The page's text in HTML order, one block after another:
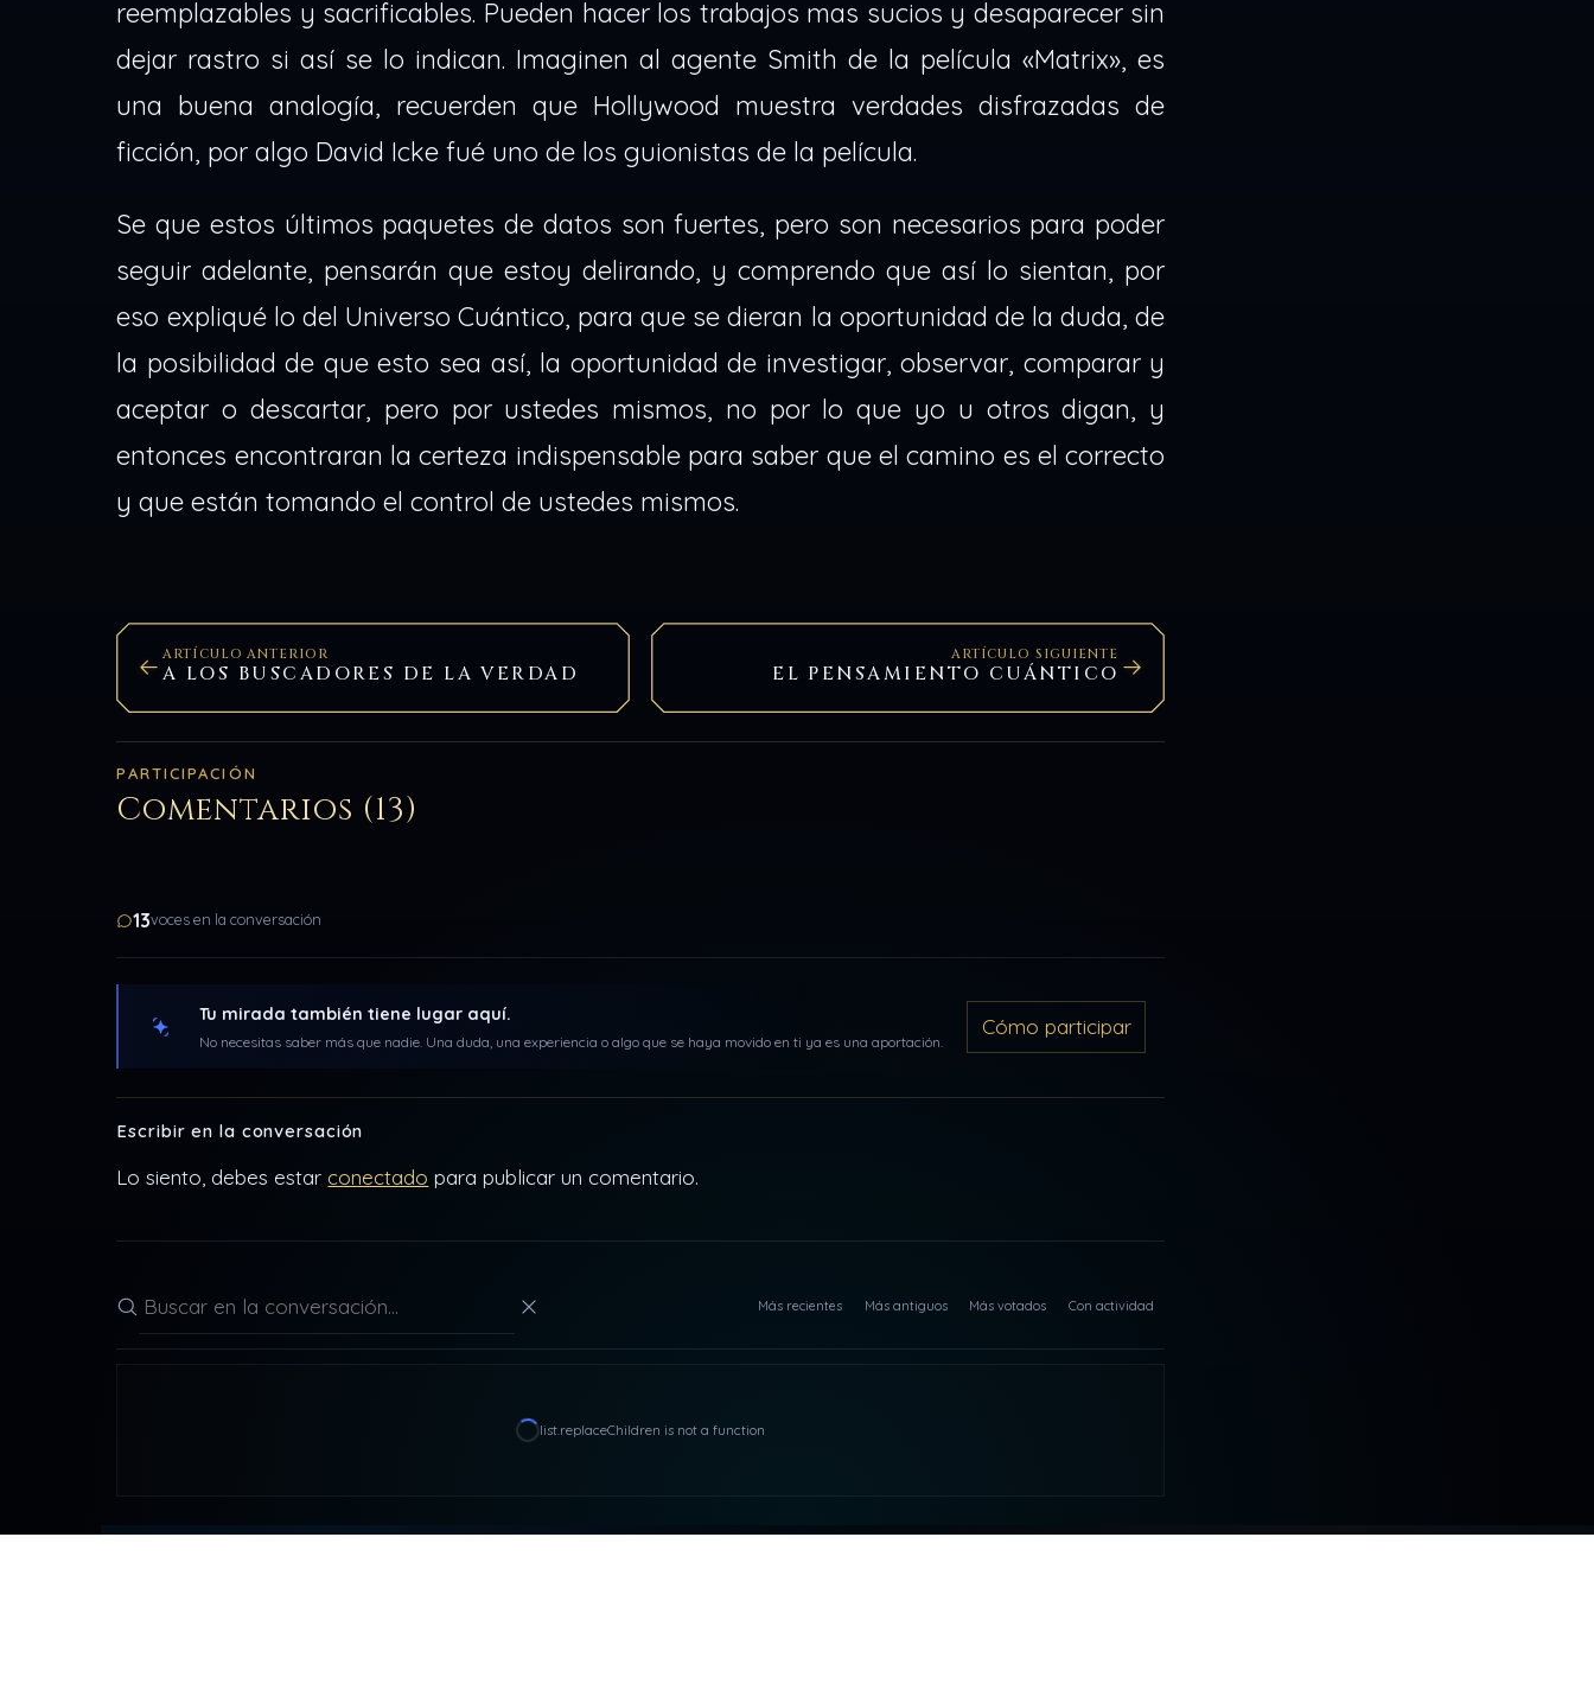
reemplazables y sacrificables. Pueden hacer los trabajos mas sucios y desaparecer sin
dejar rastro si así se lo indican. Imaginen al agente Smith de la película «Matrix», es
una buena analogía, recuerden que Hollywood muestra verdades disfrazadas de
ficción, por algo David Icke fué uno de los guionistas de la película.
Se que estos últimos paquetes de datos son fuertes, pero son necesarios para poder
seguir adelante, pensarán que estoy delirando, y comprendo que así lo sientan, por
eso expliqué lo del Universo Cuántico, para que se dieran la oportunidad de la duda, de
la posibilidad de que esto sea así, la oportunidad de investigar, observar, comparar y
aceptar o descartar, pero por ustedes mismos, no por lo que yo u otros digan, y
entonces encontraran la certeza indispensable para saber que el camino es el correcto
y que están tomando el control de ustedes mismos.
ARTÍCULO ANTERIOR
A LOS BUSCADORES DE LA VERDAD
ARTÍCULO SIGUIENTE
EL PENSAMIENTO CUÁNTICO
PARTICIPACIÓN
Comentarios (13)
13voces en la conversación
Tu mirada también tiene lugar aquí.
No necesitas saber más que nadie. Una duda, una experiencia o algo que se haya movido en ti ya es una aportación.
Cómo participar
Escribir en la conversación
Lo siento, debes estar conectado para publicar un comentario.
Buscar en la conversación
Más recientes Más antiguos Más votados Con actividad
list.replaceChildren is not a function